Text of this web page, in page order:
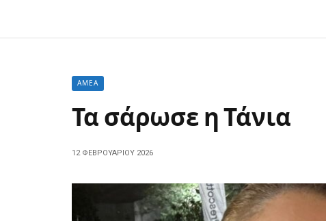
ΑΜΕΑ
Τα σάρωσε η Τάνια
12 ΦΕΒΡΟΥΑΡΊΟΥ 2026